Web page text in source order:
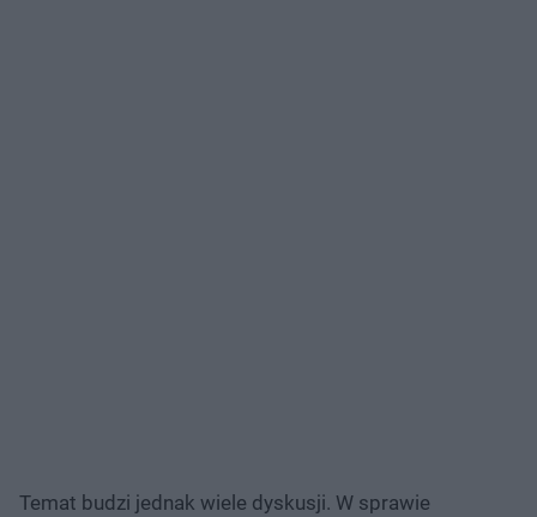
Temat budzi jednak wiele dyskusji. W sprawie